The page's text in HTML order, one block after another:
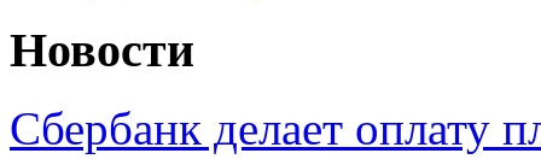
Новости
Сбербанк делает